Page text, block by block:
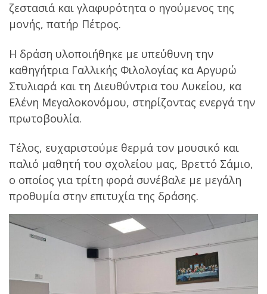
ζεστασιά και γλαφυρότητα ο ηγούμενος της
μονής, πατήρ Πέτρος.
Η δράση υλοποιήθηκε με υπεύθυνη την
καθηγήτρια Γαλλικής Φιλολογίας κα Αργυρώ
Στυλιαρά και τη Διευθύντρια του Λυκείου, κα
Ελένη Μεγαλοκονόμου, στηρίζοντας ενεργά την
πρωτοβουλία.
Τέλος, ευχαριστούμε θερμά τον μουσικό και
παλιό μαθητή του σχολείου μας, Βρεττό Σάμιο,
ο οποίος για τρίτη φορά συνέβαλε με μεγάλη
προθυμία στην επιτυχία της δράσης.